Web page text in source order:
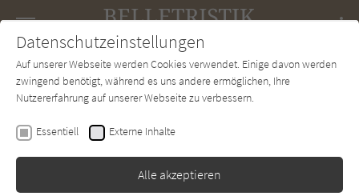
SUCHE Forum Charts Newsletter
Patrick Süskind
Drei Geschichten und eine
Betrachtung
Datenschutzeinstellungen
Auf unserer Webseite werden Cookies verwendet. Einige davon werden
zwingend benötigt, während es uns andere ermöglichen, Ihre
Nutzererfahrung auf unserer Webseite zu verbessern.
Essentiell Externe Inhalte
Alle akzeptieren